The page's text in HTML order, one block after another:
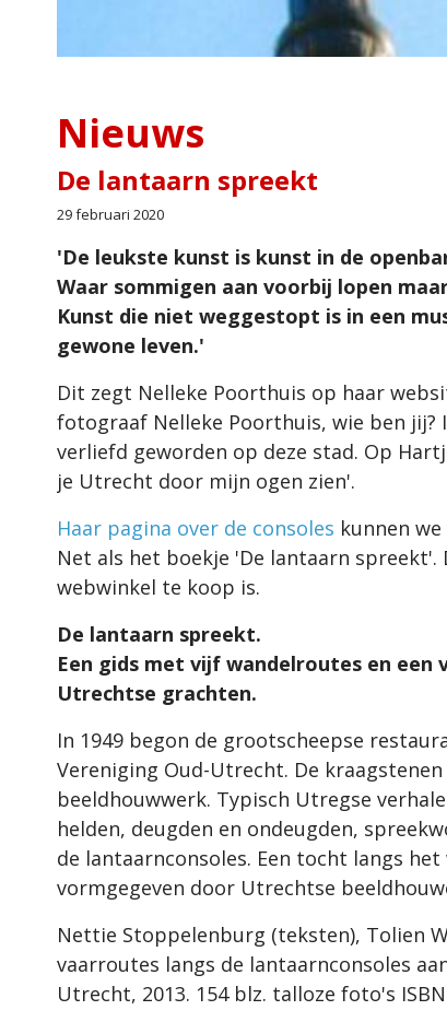
Nieuws
De lantaarn spreekt
29 februari 2020
'De leukste kunst is kunst in de
Waar sommigen aan voorbij lopen
Kunst die niet weggestopt is in een
gewone leven.'
Dit zegt Nelleke Poorthuis op haar
fotograaf Nelleke Poorthuis, wie ben jij?
verliefd geworden op deze stad. Op
je Utrecht door mijn ogen zien'.
Haar pagina over de consoles kunnen
Net als het boekje 'De lantaarn
webwinkel te koop is.
De lantaarn spreekt.
Een gids met vijf wandelroutes en
Utrechtse grachten.
In 1949 begon de grootscheepse
Vereniging Oud-Utrecht. De
beeldhouwwerk. Typisch Utregse
helden, deugden en ondeugden,
de lantaarnconsoles. Een tocht langs
vormgegeven door Utrechtse
Nettie Stoppelenburg (teksten), Tolien
vaarroutes langs de lantaarnconsoles
Utrecht, 2013. 154 blz. talloze foto's ISBN